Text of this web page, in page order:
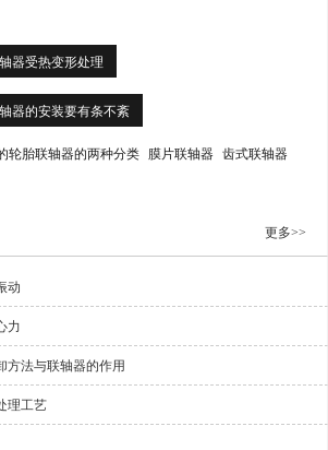
器受热变形处理
器的安装要有条不紊
轮胎联轴器的两种分类 膜片联轴器 齿式联轴器
更多>>
动
力
方法与联轴器的作用
理工艺